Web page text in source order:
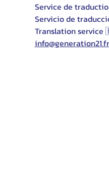
Service de
Servicio de
Translation
info@generation21.fr